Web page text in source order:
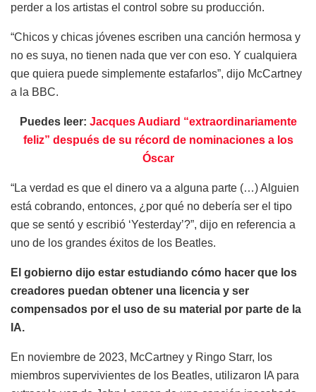
perder a los artistas el control sobre su producción.
“Chicos y chicas jóvenes escriben una canción hermosa y
no es suya, no tienen nada que ver con eso. Y cualquiera
que quiera puede simplemente estafarlos”, dijo McCartney
a la BBC.
Puedes leer: Jacques Audiard “extraordinariamente
feliz” después de su récord de nominaciones a los
Óscar
“La verdad es que el dinero va a alguna parte (…) Alguien
está cobrando, entonces, ¿por qué no debería ser el tipo
que se sentó y escribió ‘Yesterday’?”, dijo en referencia a
uno de los grandes éxitos de los Beatles.
El gobierno dijo estar estudiando cómo hacer que los
creadores puedan obtener una licencia y ser
compensados por el uso de su material por parte de la
IA.
En noviembre de 2023, McCartney y Ringo Starr, los
miembros supervivientes de los Beatles, utilizaron IA para